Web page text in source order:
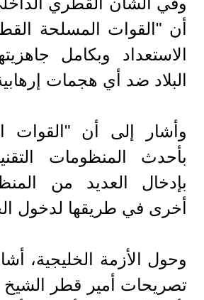
أن "القوات المسلحة
الاستعداد وبكامل
البلاد ضد أي هجمات
وأشار إلى أن "القوات
بأحدث المنظومات
بإدخال العديد من
أخرى في طريقها لدخول
وحول الأزمة الخليجية،
تصريحات أمير قطر الشيخ